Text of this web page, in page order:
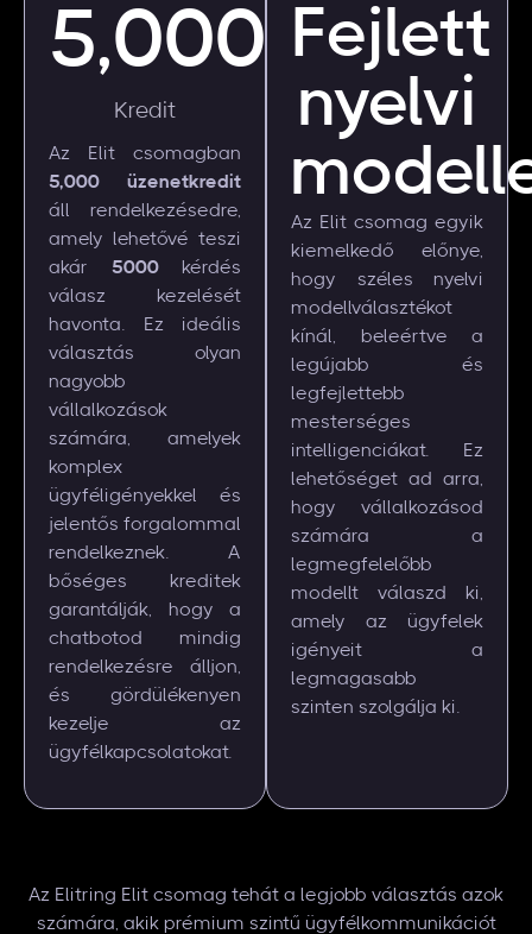
Kredit
5,000
Az Elit csomagban
5,000 üzenetkredit
áll rendelkezésedre,
amely lehetővé teszi
akár 5000kérdés
válasz kezelését
havonta. Ez ideális
választás olyan
nagyobb
vállalkozások
számára, amelyek
komplex
ügyféligényekkel és
jelentős forgalommal
rendelkeznek. A
bőséges kreditek
garantálják, hogy a
chatbotod mindig
rendelkezésre álljon,
és gördülékenyen
kezelje az
ügyfélkapcsolatokat.
Fejlett
nyelvi
Az Elit csomag egyik
kiemelkedő előnye,
hogy széles nyelvi
modellválasztékot
kínál, beleértve a
legújabb és
legfejlettebb
mesterséges
intelligenciákat. Ez
lehetőséget ad arra,
hogy vállalkozásod
számára a
legmegfelelőbb
modellt válaszd ki,
amely az ügyfelek
igényeit a
legmagasabb
szinten szolgálja ki.
Az Elitring Elit csomag tehát a legjobb választás azok
számára, akik prémium szintű ügyfélkommunikációt